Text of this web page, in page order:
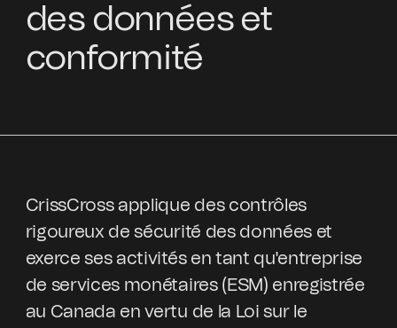
des données et
conformité
CrissCross applique des contrôles
rigoureux de sécurité des données et
exerce ses activités en tant qu'entreprise
de services monétaires (ESM) enregistrée
au Canada en vertu de la Loi sur le